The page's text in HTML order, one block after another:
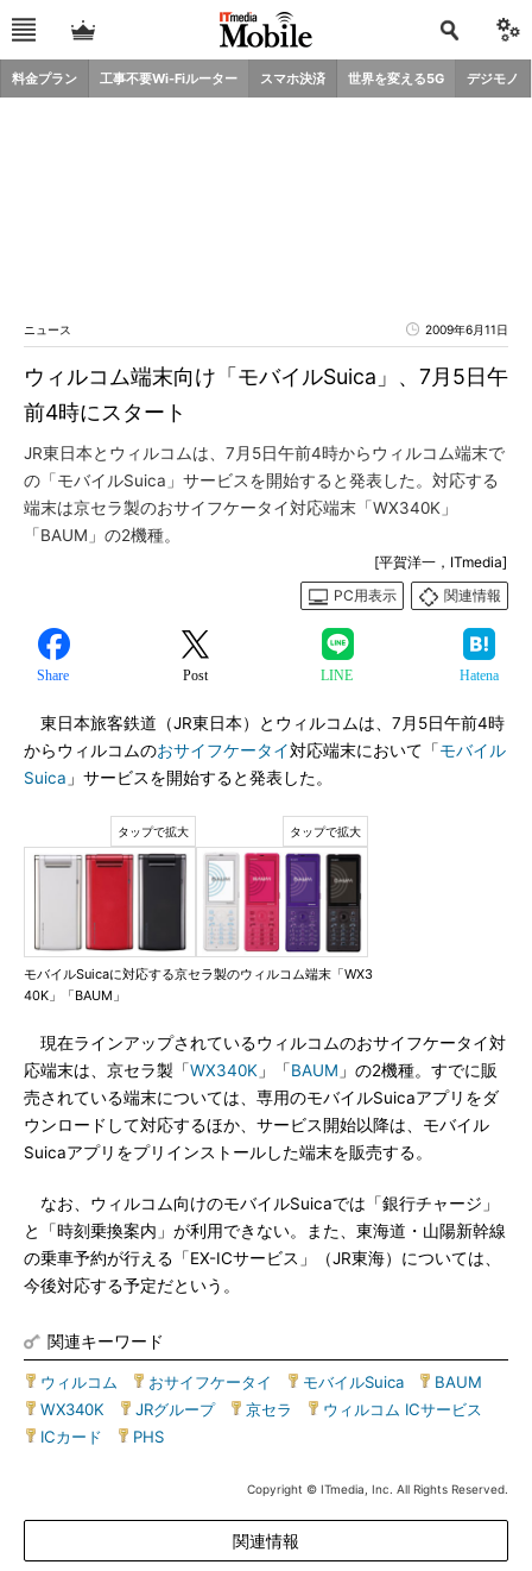
料金プラン 工事不要Wi-Fiルーター スマホ決済 世界を変える5G デジモノ
ニュース 2009年6月11日
ウィルコム端末向け「モバイルSuica」、7月5日午
前4時にスタート
JR東日本とウィルコムは、7月5日午前4時からウィルコム端末で
の「モバイルSuica」サービスを開始すると発表した。対応する
端末は京セラ製のおサイフケータイ対応端末「WX340K」
「BAUM」の2機種。
[平賀洋一，ITmedia]
PC用表示
関連情報
Share Post LINE Hatena
東日本旅客鉄道（JR東日本）とウィルコムは、7月5日午前4時
からウィルコムのおサイフケータイ対応端末において「モバイル
Suica 」サービスを開始すると発表した。
モバイルSuicaに対応する京セラ製のウィルコム端末「WX3
40K」「BAUM」
現在ラインアップされているウィルコムのおサイフケータイ対
応端末は、京セラ製「WX340K 」「BAUM 」の2機種。すでに販
売されている端末については、専用のモバイルSuicaアプリをダ
ウンロードして対応するほか、サービス開始以降は、モバイル
Suicaアプリをプリインストールした端末を販売する。
なお、ウィルコム向けのモバイルSuicaでは「銀行チャージ」
と「時刻乗換案内」が利用できない。また、東海道・山陽新幹線
の乗車予約が行える「EX-ICサービス」（JR東海）については、
今後対応する予定だという。
関連キーワード
ウィルコム おサイフケータイ モバイルSuica BAUM
WX340K
JRグループ| 京セラ ウィルコム ICサービス
ICカード
PHS
Copyright © ITmedia, Inc. All Rights Reserved.
関連情報